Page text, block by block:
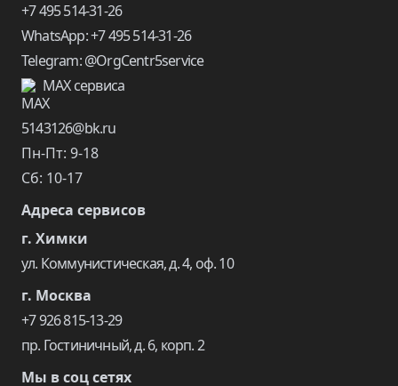
+7 495 514-31-26
WhatsApp: +7 495 514-31-26
Telegram: @OrgCentr5service
MAX сервиса
5143126@bk.ru
Пн-Пт: 9-18
Сб: 10-17
Адреса сервисов
г. Химки
ул. Коммунистическая, д. 4, оф. 10
г. Москва
+7 926 815-13-29
пр. Гостиничный, д. 6, корп. 2
Мы в соц сетях